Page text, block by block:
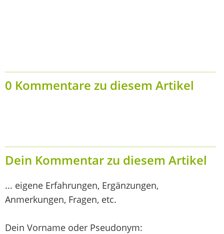
0 Kommentare zu diesem Artikel
Dein Kommentar zu diesem Artikel
... eigene Erfahrungen, Ergänzungen,
Anmerkungen, Fragen, etc.
Dein Vorname oder Pseudonym: